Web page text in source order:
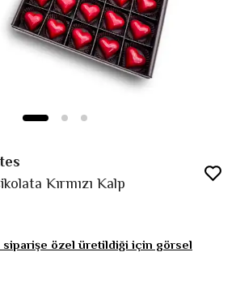
Kırmızı Kalp
siparişe özel üretildiği için görsel